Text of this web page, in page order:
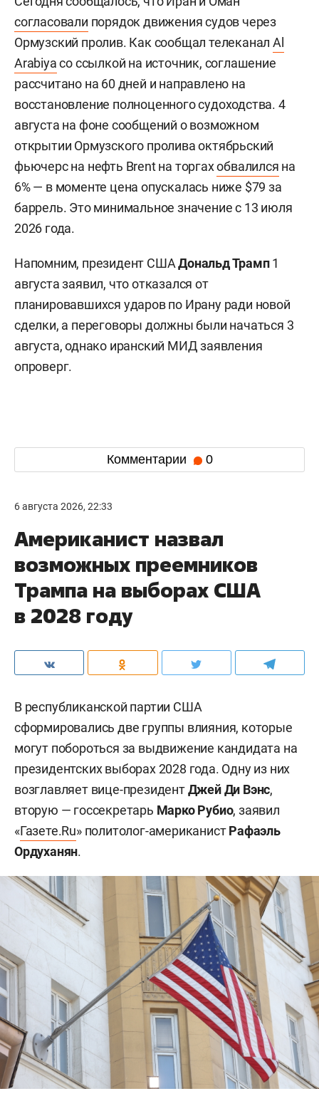
согласовали порядок движения судов через
Ормузский пролив. Как сообщал телеканал Al
Arabiyaсо ссылкой на источник, соглашение
рассчитано на 60 дней и направлено на
восстановление полноценного судоходства. 4
августа на фоне сообщений о возможном
открытии Ормузского пролива октябрьский
фьючерс на нефть Brent на торгахобвалился на
6% — в моменте цена опускалась ниже $79 за
баррель. Это минимальное значение с 13 июля
2026 года.
Напомним, президент СШАДональд Трамп1
августа заявил, что отказался от
планировавшихся ударов по Ирану ради новой
сделки, а переговоры должны были начаться 3
августа, однако иранский МИД заявления
опроверг.
Комментарии 0
6 августа 2026, 22:33
Американист назвал
возможных преемников
Трампа на выборах США
в 2028 году
В республиканской партии США
сформировались две группы влияния, которые
могут побороться за выдвижение кандидата на
президентских выборах 2028 года. Одну из них
возглавляет вице-президентДжей Ди Вэнс,
вторую — госсекретарь Марко Рубио, заявил
«Газете.Ru» политолог-американистРафаэль
Ордуханян.